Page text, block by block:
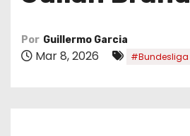
Por Guillermo Garcia
Mar 8, 2026 #Bundesliga